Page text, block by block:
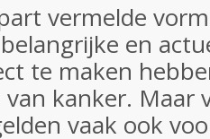
vermelde
en
te maken
kanker. Maar
vaak ook